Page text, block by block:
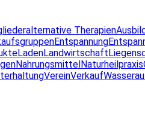
alternative Therapien
Entspannung
LadenLandwirtschaft
NahrungsmittelNaturheilpraxis
VereinVerkauf